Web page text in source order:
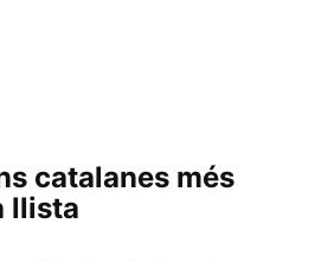
catalanes més
llista